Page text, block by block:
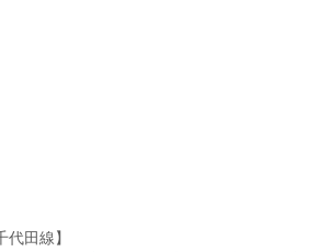
田線】